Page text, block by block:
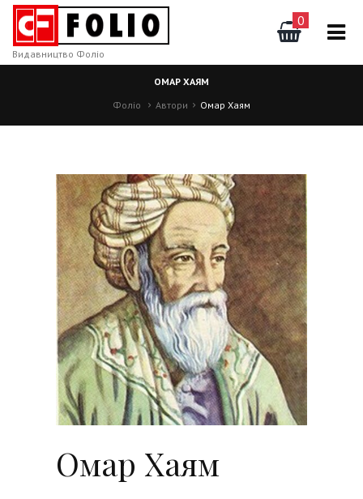
0
Видавництво Фоліо
ОМАР ХАЯМ
Фоліо
Автори Омар Хаям
Омар Хаям